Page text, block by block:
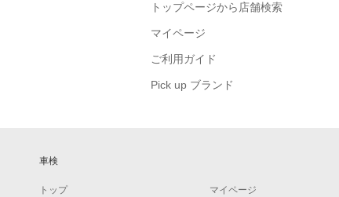
トップページから店舗検索
マイページ
ご利用ガイド
Pick up ブランド
車検
トップ マイページ